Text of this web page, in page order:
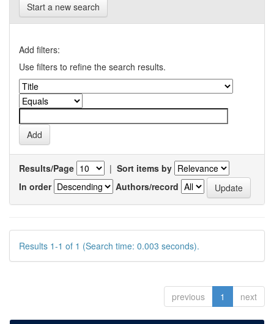
Start a new search
Add filters:
Use filters to refine the search results.
Results/Page | Sort items by
In order
Authors/record
Results 1-1 of 1 (Search time: 0.003 seconds).
previous 1 next